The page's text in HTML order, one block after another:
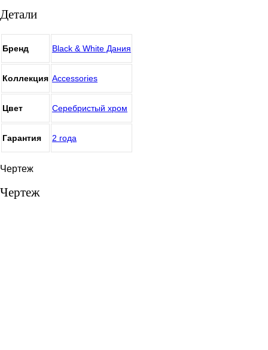
Детали
Бренд Black & White Дания
Коллекция Accessories
Цвет Серебристый хром
Гарантия 2 года
Чертеж
Чертеж